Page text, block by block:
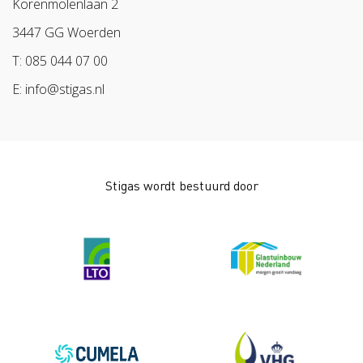
Werken aan morgen
BPL
Arbeidsmarkt
Korenmolenlaan 2
3447 GG Woerden
T: 085 044 07 00
E: info@stigas.nl
Stigas wordt bestuurd door